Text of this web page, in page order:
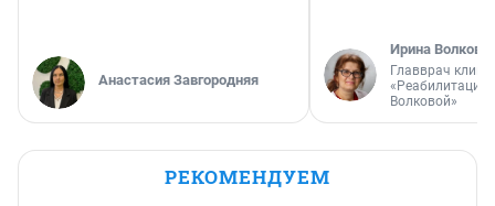
Анастасия Завгородняя
Ирина Волкова
Главврач
«Реабилитация
Волковой»
РЕКОМЕНДУЕМ